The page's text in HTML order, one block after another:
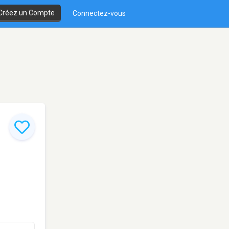
un Compte Connectez-vous